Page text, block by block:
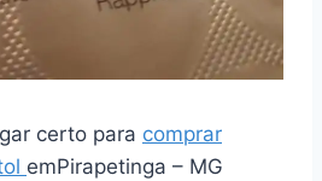
certo para comprar
emPirapetinga – MG